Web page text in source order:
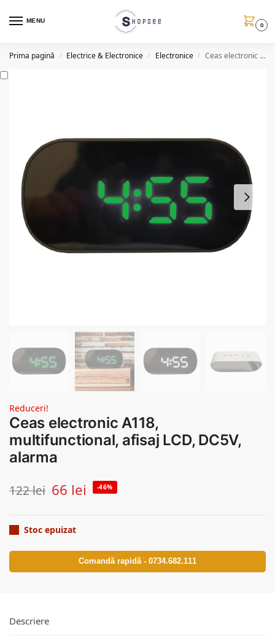
MENU
0
Prima pagină / Electrice & Electronice / Electronice / Ceas electronic A118, multifunctional, afisaj LCD, DC5V, alarma
Reduceri!
Ceas electronic A118,
multifunctional, afisaj LCD, DC5V,
alarma
122lei 66 lei -46%
Stoc epuizat
Comandă rapidă - 0734.682.111
Descriere